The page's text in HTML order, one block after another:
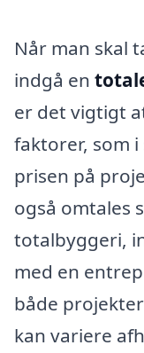
Når man skal
indgå en
er det vigtigt
faktorer, som
prisen på
også omtales
totalbyggeri,
med en
både
kan variere